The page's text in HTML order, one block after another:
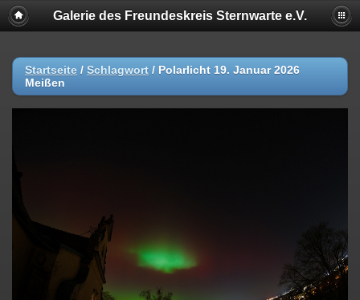
Galerie des Freundeskreis Sternwarte e.V.
Startseite / Schlagwort / Polarlicht 19. Januar 2026
Meißen